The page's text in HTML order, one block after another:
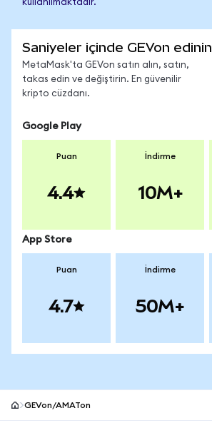
kullanılmaktadır.
Saniyeler içinde GEVon edinin
MetaMask'ta GEVon satın alın, satın,
takas edin ve değiştirin. En güvenilir
kripto cüzdanı.
Google Play
Puan
4.4
İndirme
10M+
App Store
Puan
4.7
İndirme
50M+
GEVon/AMATon